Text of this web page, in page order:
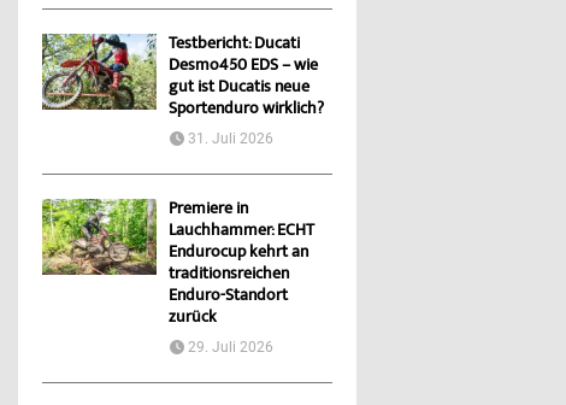
Testbericht: Ducati
Desmo450 EDS – wie
gut ist Ducatis neue
Sportenduro wirklich?
31. Juli 2026
Premiere in
Lauchhammer: ECHT
Endurocup kehrt an
traditionsreichen
Enduro-Standort
zurück
29. Juli 2026